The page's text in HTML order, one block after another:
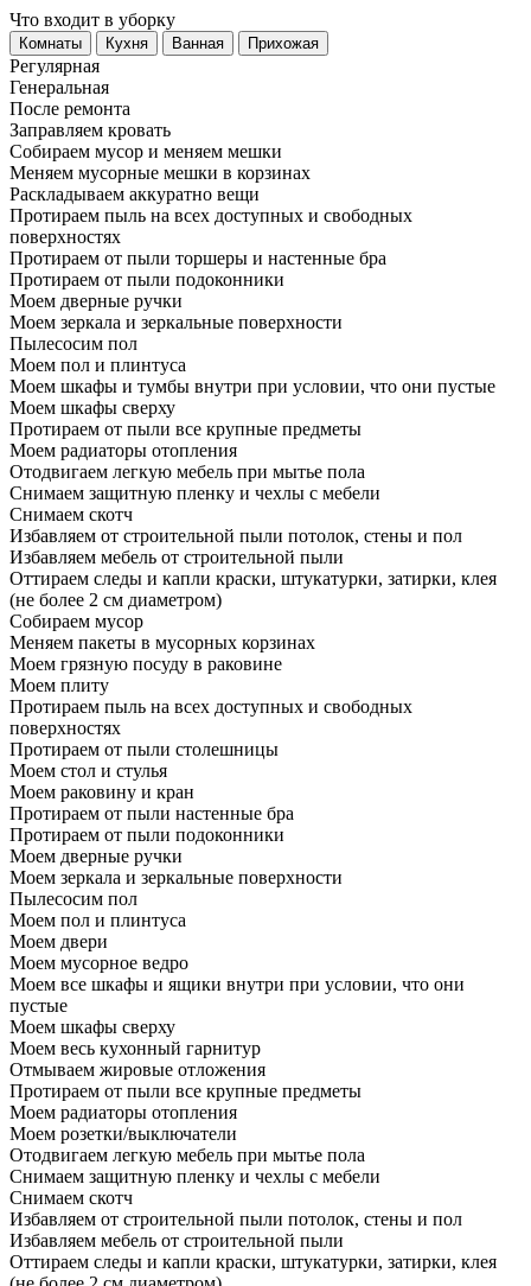
Что входит в уборку
Регу­лярная
Гене­ральная
После ремонта
Заправляем кровать
Собираем мусор и меняем мешки
Меняем мусорные мешки в корзинах
Раскладываем аккуратно вещи
Протираем пыль на всех доступных и свободных
поверхностях
Протираем от пыли торшеры и настенные бра
Протираем от пыли подоконники
Моем дверные ручки
Моем зеркала и зеркальные поверхности
Пылесосим пол
Моем пол и плинтуса
Моем шкафы и тумбы внутри при условии, что они пустые
Моем шкафы сверху
Протираем от пыли все крупные предметы
Моем радиаторы отопления
Отодвигаем легкую мебель при мытье пола
Снимаем защитную пленку и чехлы с мебели
Снимаем скотч
Избавляем от строительной пыли потолок, стены и пол
Избавляем мебель от строительной пыли
Оттираем следы и капли краски, штукатурки, затирки, клея
(не более 2 см диаметром)
Собираем мусор
Меняем пакеты в мусорных корзинах
Моем грязную посуду в раковине
Моем плиту
Протираем пыль на всех доступных и свободных
поверхностях
Протираем от пыли столешницы
Моем стол и стулья
Моем раковину и кран
Протираем от пыли настенные бра
Протираем от пыли подоконники
Моем дверные ручки
Моем зеркала и зеркальные поверхности
Пылесосим пол
Моем пол и плинтуса
Моем двери
Моем мусорное ведро
Моем все шкафы и ящики внутри при условии, что они
пустые
Моем шкафы сверху
Моем весь кухонный гарнитур
Отмываем жировые отложения
Протираем от пыли все крупные предметы
Моем радиаторы отопления
Моем розетки/выключатели
Отодвигаем легкую мебель при мытье пола
Снимаем защитную пленку и чехлы с мебели
Снимаем скотч
Избавляем от строительной пыли потолок, стены и пол
Избавляем мебель от строительной пыли
Оттираем следы и капли краски, штукатурки, затирки, клея